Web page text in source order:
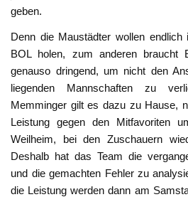
geben.
Denn die Maustädter wollen
BOL holen, zum anderen braucht
genauso dringend, um nicht den
liegenden Mannschaften zu
Memminger gilt es dazu zu Hause,
Leistung gegen den Mitfavoriten
Weilheim, bei den Zuschauern
Deshalb hat das Team die
und die gemachten Fehler zu
die Leistung werden dann am